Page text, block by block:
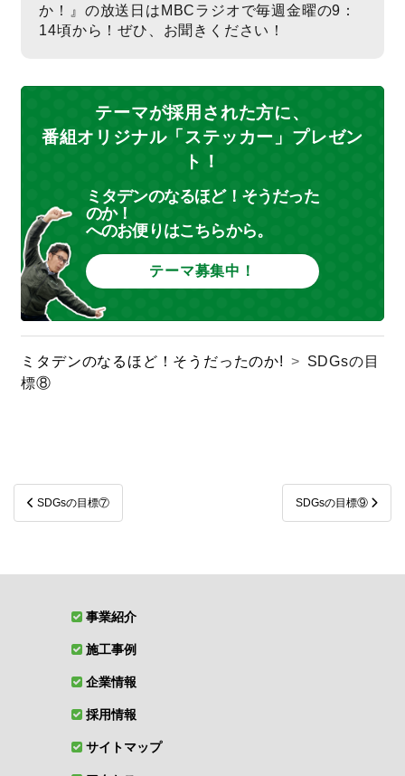
か！』の放送日はMBCラジオで毎週金曜の9：
14頃から！ぜひ、お聞きください！
テーマが採用された方に、
番組オリジナル「ステッカー」プレゼン
ト！
ミタデンのなるほど！そうだった
のか！
へのお便りはこちらから。
テーマ募集中！
ミタデンのなるほど！そうだったのか! > SDGsの目
標⑧
投
稿
ビ
SDGsの目標⑦ SDGsの目標⑨
事業紹介
施工事例
企業情報
採用情報
サイトマップ